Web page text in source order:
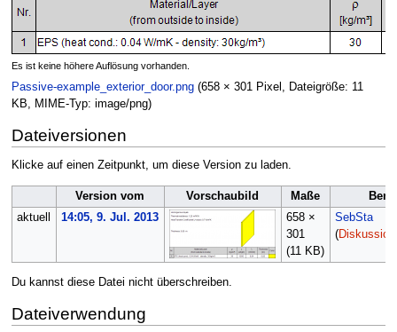
Es ist keine höhere Auflösung vorhanden.
Passive-example_exterior_door.png (658 × 301 Pixel, Dateigröße: 11
KB, MIME-Typ: image/png)
Dateiversionen
Klicke auf einen Zeitpunkt, um diese Version zu laden.
Version vom Vorschaubild Maße
aktuell
14:05, 9. Jul. 2013
658 ×
301
(11 KB)
SebSta
(Diskussion
Du kannst diese Datei nicht überschreiben.
Dateiverwendung